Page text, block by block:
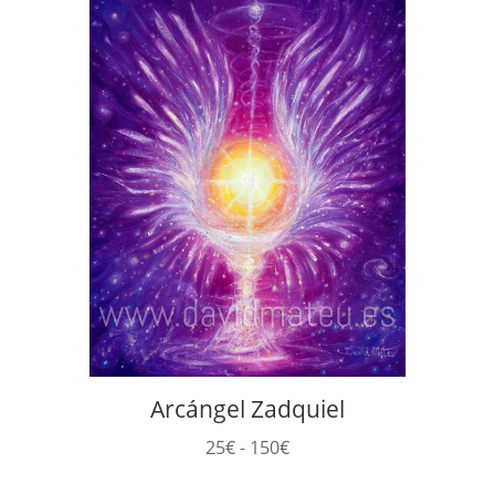
Arcángel Zadquiel
25€- 150€Rango